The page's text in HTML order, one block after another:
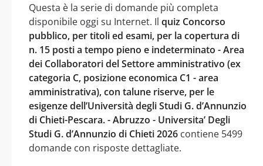
Questa è la serie di domande più completa
disponibile oggi su Internet. Il quiz Concorso
pubblico, per titoli ed esami, per la copertura di
n. 15 posti a tempo pieno e indeterminato - Area
dei Collaboratori del Settore amministrativo (ex
categoria C, posizione economica C1 - area
amministrativa), con talune riserve, per le
esigenze dell’Università degli Studi G. d’Annunzio
di Chieti-Pescara. - Abruzzo - Universita’ Degli
Studi G. d’Annunzio di Chieti 2026 contiene 5499
domande con risposte dettagliate.